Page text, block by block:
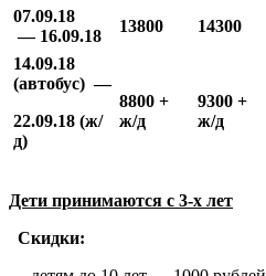
07.09.18
— 16.09.18
13800 14300
14.09.18
(автобус) —
22.09.18 (ж/
д)
8800 +
ж/д
9300 +
ж/д
Дети принимаются с 3-х лет
Скидки: